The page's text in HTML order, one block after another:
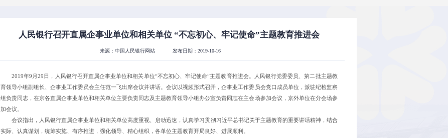
人民银行召开直属企事业单位和相关单位 “不忘初心、牢记使命”主题教育推进会
来源：中国人民银行网站 发布日期：2019-10-16
2019年9月29日，人民银行召开直属企事业单位和相关单位“不忘初心、牢记使命”主题教育推进会。人民银行党委委员、第二批主题教
育领导小组副组长、企事业工作委员会主任范一飞出席会议并讲话。会议以视频形式召开，企事业工作委员会党口成员单位，派驻纪检监察
组负责同志，在京各直属企事业单位和相关单位主要负责同志及主题教育领导小组办公室负责同志在主会场参加会议，京外单位在分会场参
加会议。
会议指出，人民银行直属企事业单位和相关单位高度重视、启动迅速，认真学习贯彻习近平总书记关于主题教育的重要讲话精神，结合
实际、认真谋划，统筹实施、有序推进，强化领导、精心组织，各单位主题教育开局良好、进展顺利。